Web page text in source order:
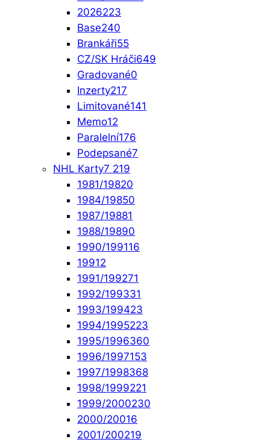
2026223
Base240
Brankáři55
CZ/SK Hráči649
Gradované0
Inzerty217
Limitované141
Memo12
Paralelní176
Podepsané7
NHL Karty7 219
1981/19820
1984/19850
1987/19881
1988/19890
1990/199116
19912
1991/199271
1992/199331
1993/199423
1994/1995223
1995/1996360
1996/1997153
1997/1998368
1998/1999221
1999/2000230
2000/20016
2001/200219